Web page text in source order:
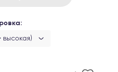
высокая)